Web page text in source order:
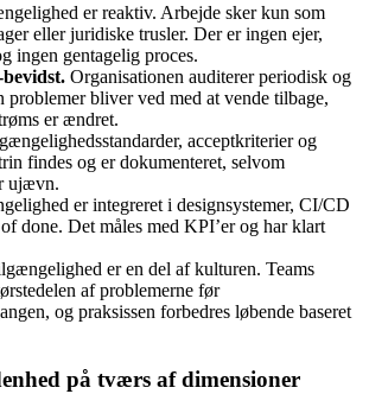
er reaktiv. Arbejde sker kun som
eller juridiske trusler. Der er ingen ejer,
ingen gentagelig proces.
Organisationen auditerer periodisk og
problemer bliver ved med at vende tilbage,
er ændret.
acceptkriterier og
findes og er dokumenteret, selvom
ujævn.
er integreret i designsystemer, CI/CD
done. Det måles med KPI’er og har klart
er en del af kulturen. Teams
af problemerne før
og praksissen forbedres løbende baseret
på tværs af dimensioner